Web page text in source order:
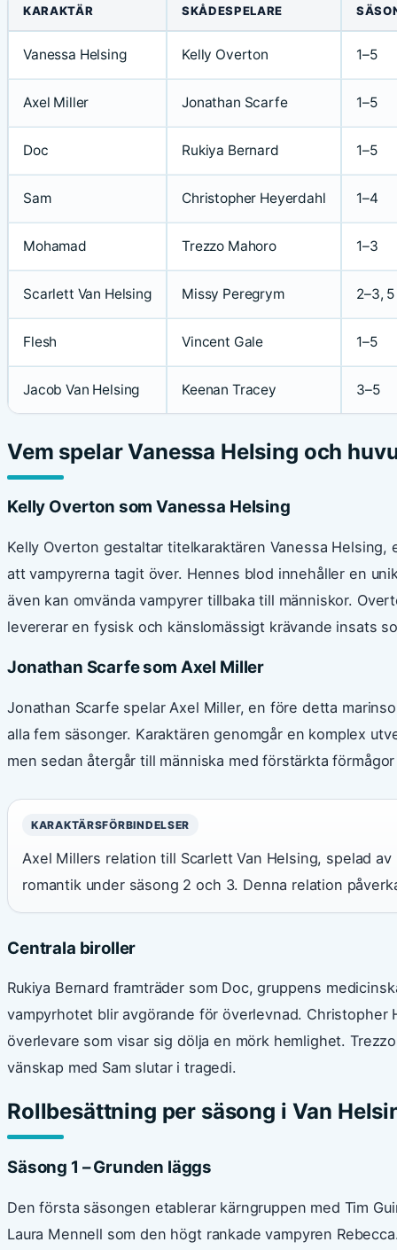
KARAKTÄR SKÅDESPELARE
Vanessa Helsing Kelly Overton 1–5
Axel Miller Jonathan Scarfe 1–5
Doc Rukiya Bernard 1–5
Sam Christopher Heyerdahl 1–4
Mohamad Trezzo Mahoro 1–3
Scarlett Van Helsing Missy Peregrym 2–3, 5
Flesh Vincent Gale 1–5
Jacob Van Helsing Keenan Tracey 3–5
Vem spelar Vanessa Helsing och
Kelly Overton som Vanessa Helsing
Kelly Overton gestaltar titelkaraktären Vanessa
att vampyrerna tagit över. Hennes blod innehåller en
även kan omvända vampyrer tillbaka till människor.
levererar en fysisk och känslomässigt krävande insats
Jonathan Scarfe som Axel Miller
Jonathan Scarfe spelar Axel Miller, en före detta
alla fem säsonger. Karaktären genomgår en komplex
men sedan återgår till människa med förstärkta
KARAKTÄRSFÖRBINDELSER
Axel Millers relation till Scarlett Van Helsing, spelad
romantik under säsong 2 och 3. Denna relation
Centrala biroller
Rukiya Bernard framträder som Doc, gruppens
vampyrhotet blir avgörande för överlevnad. Christopher
överlevare som visar sig dölja en mörk hemlighet.
vänskap med Sam slutar i tragedi.
Rollbesättning per säsong i Van
Säsong 1 – Grunden läggs
Den första säsongen etablerar kärngruppen med Tim
Laura Mennell som den högt rankade vampyren